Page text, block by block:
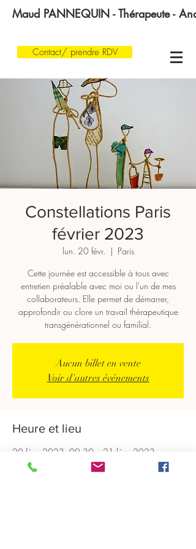
Maud PANNEQUIN - Thérapeute -
Contact/ prendre RDV
Constellations Paris
février 2023
lun. 20 févr.
  |
Paris
Cette journée est accessible à tous avec
entretien préalable avec moi ou l'un de mes
collaborateurs. Elle permet de démarrer,
approfondir ou clore un travail thérapeutique
transgénérationnel ou familial.
Aucun billet en vente
Voir d'autres événements
Heure et lieu
20 févr. 2023, 09:30 – 21 févr. 2023,
18:30
Paris, 25 Rue des Jeuneurs, 75002 Paris,